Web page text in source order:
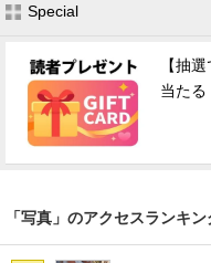
Special
【抽
当たる
「写真」のアクセスランキン